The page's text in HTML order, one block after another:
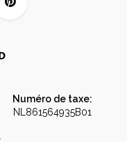
Numéro de taxe:
NL861564935B01